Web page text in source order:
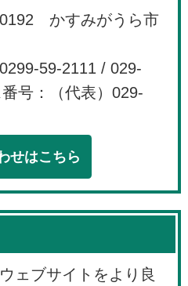
かすみがうら市
59-2111 / 029-
号：（代表）029-
せはこちら
ェブサイトをより良